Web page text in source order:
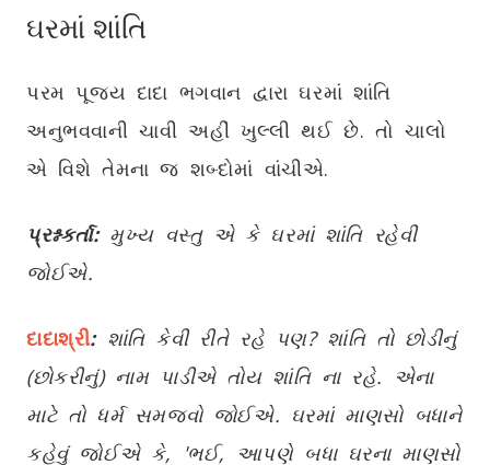
ઘરમાં શાંતિ
પરમ પૂજ્ય દાદા ભગવાન દ્વારા ઘરમાં શાંતિ
અનુભવવાની ચાવી અહીં ખુલ્લી થઈ છે. તો ચાલો
એ વિશે તેમના જ શબ્દોમાં વાંચીએ.
પ્રશ્નકર્તા: મુખ્ય વસ્તુ એ કે ઘરમાં શાંતિ રહેવી
જોઈએ.
દાદાશ્રી: શાંતિ કેવી રીતે રહે પણ? શાંતિ તો છોડીનું
(છોકરીનું) નામ પાડીએ તોય શાંતિ ના રહે. એના
માટે તો ધર્મ સમજવો જોઈએ. ઘરમાં માણસો બધાને
કહેવું જોઈએ કે, 'ભઈ,
આપણે બધા ઘરના માણસો